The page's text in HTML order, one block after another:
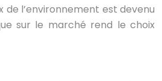
l’environnement est devenu
sur le marché rend le choix